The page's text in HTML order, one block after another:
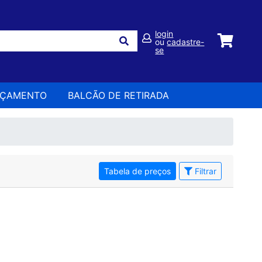
login
oucadastre-
se
BALCÃO DE RETIRADA
Tabela de preços Filtrar